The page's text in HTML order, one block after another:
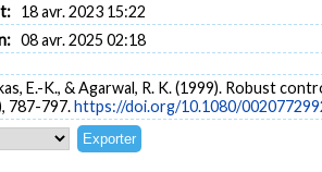
18 avr. 2023 15:22
08 avr. 2025 02:18
E.-K., & Agarwal, R. K. (1999). Robust
787-797.https://doi.org/10.1080/